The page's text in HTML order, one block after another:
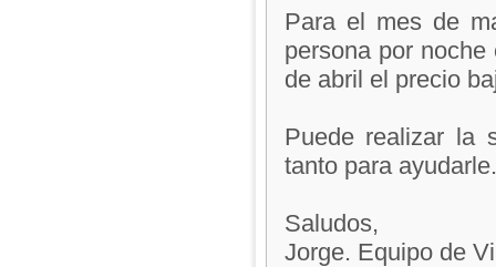
Para el mes de
persona por
de abril el precio
Puede realizar la
tanto para ayudarle.
Saludos,
Jorge. Equipo de